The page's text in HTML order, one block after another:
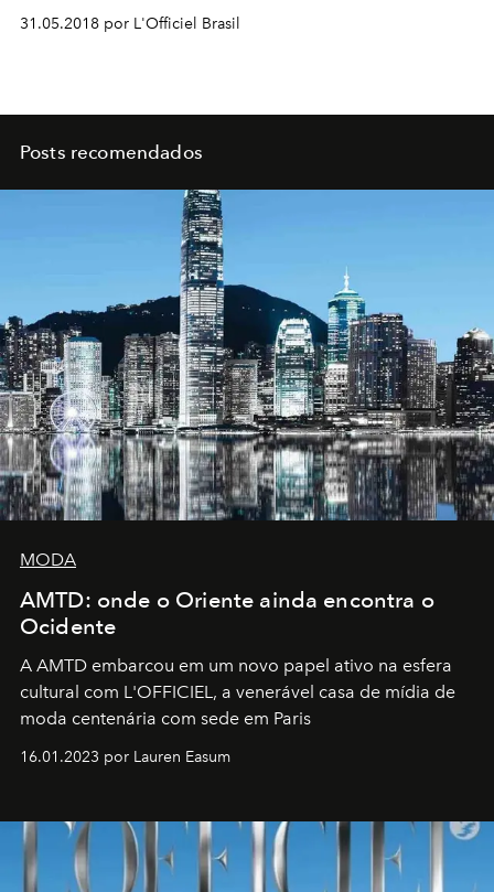
31.05.2018 por L'Officiel Brasil
Posts recomendados
MODA
AMTD: onde o Oriente ainda encontra o
Ocidente
A AMTD embarcou em um novo papel ativo na esfera
cultural com L'OFFICIEL, a venerável casa de mídia de
moda centenária com sede em Paris
16.01.2023 por Lauren Easum